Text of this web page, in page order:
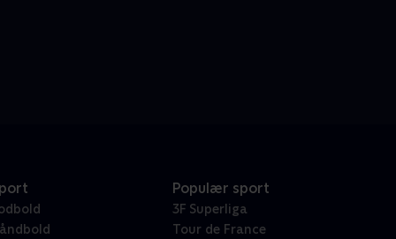
Populær sport
3F Superliga
Tour de France